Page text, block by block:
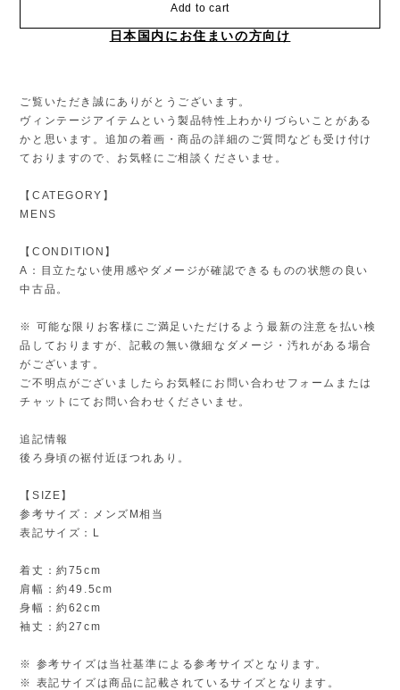
Add to cart
日本国内にお住まいの方向け
ご覧いただき誠にありがとうございます。
ヴィンテージアイテムという製品特性上わかりづらいことがある
かと思います。追加の着画・商品の詳細のご質問なども受け付け
ておりますので、お気軽にご相談くださいませ。
【CATEGORY】
MENS
【CONDITION】
A：目立たない使用感やダメージが確認できるものの状態の良い
中古品。
※ 可能な限りお客様にご満足いただけるよう最新の注意を払い検
品しておりますが、記載の無い微細なダメージ・汚れがある場合
がございます。
ご不明点がございましたらお気軽にお問い合わせフォームまたは
チャットにてお問い合わせくださいませ。
追記情報
後ろ身頃の裾付近ほつれあり。
【SIZE】
参考サイズ：メンズM相当
表記サイズ：L
着丈：約75cm
肩幅：約49.5cm
身幅：約62cm
袖丈：約27cm
※ 参考サイズは当社基準による参考サイズとなります。
※ 表記サイズは商品に記載されているサイズとなります。